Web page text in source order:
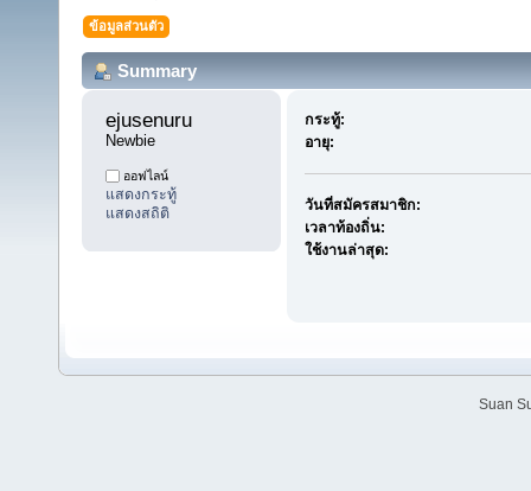
ข้อมูลส่วนตัว
Summary
ejusenuru
Newbie
ออฟไลน์
แสดงกระทู้
แสดงสถิติ
กระทู้:
อายุ:
วันที่สมัครสมาชิก:
เวลาท้องถิ่น:
ใช้งานล่าสุด:
Suan